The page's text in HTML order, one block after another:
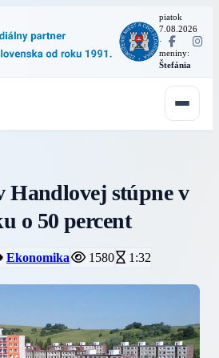
piatok
7.08.2026
·
meniny:
Štefánia
Handlovej stúpne v
o 50 percent
Ekonomika 1580 1:32